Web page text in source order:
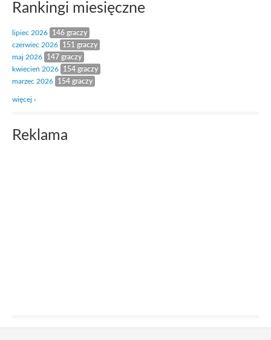
Rankingi miesięczne
lipiec 2026
146 graczy
czerwiec 2026
151 graczy
maj 2026
147 graczy
kwiecień 2026
154 graczy
marzec 2026
154 graczy
więcej ›
Reklama